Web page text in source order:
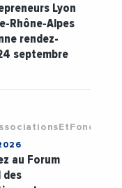
Lyon
Rhône-Alpes
rendez-
septembre
au Forum
des